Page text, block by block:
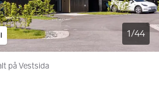
1/44
på Vestsida